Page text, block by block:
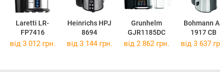
Laretti LR-
FP7416
Heinrichs HPJ
8694
Grunhelm
GJR1185DC
Bohmann
1917 CB
від 3 012 грн. від 3 144 грн. від 2 862 грн. від 3 637